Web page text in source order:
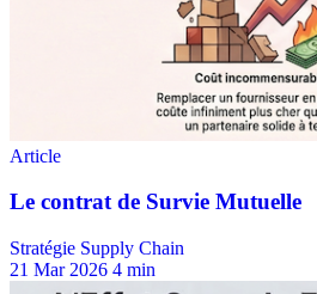
Stratégie Supply Chain
21 Mar 2026 4 min